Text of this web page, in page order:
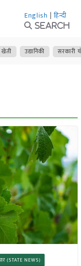
English | हिन्दी
Search
उद्यानिकी सरकारी
(STATE NEWS)